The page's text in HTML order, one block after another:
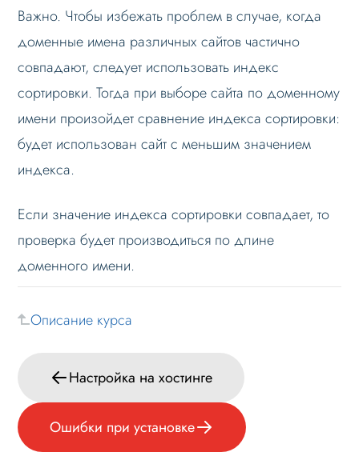
Важно. Чтобы избежать проблем в случае, когда
доменные имена различных сайтов частично
совпадают, следует использовать индекс
сортировки. Тогда при выборе сайта по доменному
имени произойдет сравнение индекса сортировки:
будет использован сайт с меньшим значением
индекса.
Если значение индекса сортировки совпадает, то
проверка будет производиться по длине
доменного имени.
Описание курса
Настройка на хостинге
Ошибки при установке